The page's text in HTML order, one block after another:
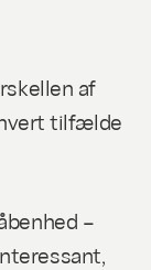
af
tilfælde
–